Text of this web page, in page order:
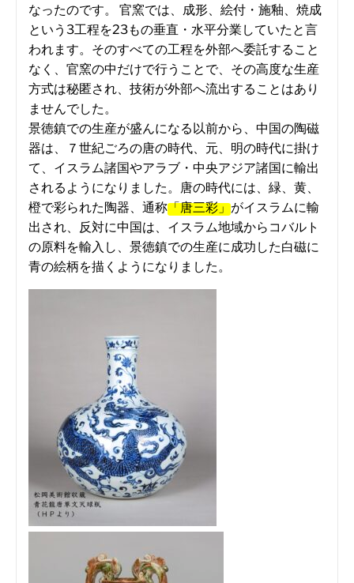
なったのです。 官窯では、成形、絵付・施釉、焼成
という3工程を23もの垂直・水平分業していたと言
われます。そのすべての工程を外部へ委託すること
なく、官窯の中だけで行うことで、その高度な生産
方式は秘匿され、技術が外部へ流出することはあり
ませんでした。
景徳鎮での生産が盛んになる以前から、中国の陶磁
器は、７世紀ごろの唐の時代、元、明の時代に掛け
て、イスラム諸国やアラブ・中央アジア諸国に輸出
されるようになりました。唐の時代には、緑、黄、
橙で彩られた陶器、通称「唐三彩」がイスラムに輸
出され、反対に中国は、イスラム地域からコバルト
の原料を輸入し、景徳鎮での生産に成功した白磁に
青の絵柄を描くようになりました。